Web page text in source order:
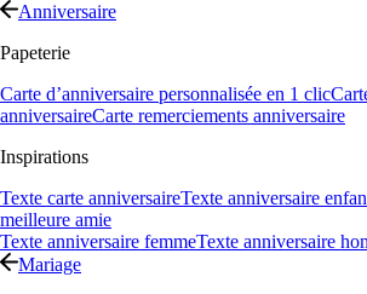
Anniversaire
Papeterie
Carte d’anniversaire personnalisée en 1 clic
anniversaireCarte remerciements anniversaire
Inspirations
Texte carte anniversaireTexte anniversaire
meilleure amie
Texte anniversaire femmeTexte anniversaire
Mariage